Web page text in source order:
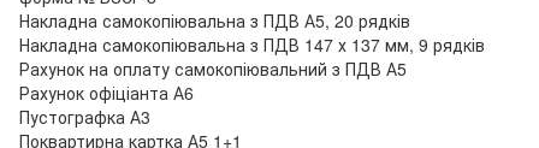
Накладна самокопіювальна з ПДВ А5, 20 рядків
Накладна самокопіювальна з ПДВ 147 х 137 мм, 9 рядків
Рахунок на оплату самокопіювальний з ПДВ А5
Рахунок офіціанта А6
Пустографка А3
Поквартирна картка А5 1+1